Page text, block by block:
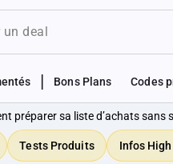
Bons Plans Codes
préparer sa liste d’achats sans
Tests Produits Infos